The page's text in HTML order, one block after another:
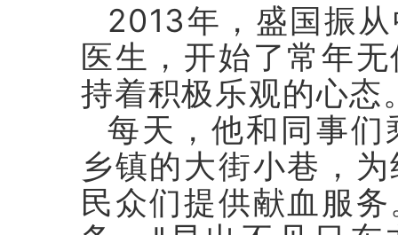
2013年，盛国振
医生，开始了常年
持着积极乐观的心态
每天，他和同事
乡镇的大街小巷，
民众们提供献血服